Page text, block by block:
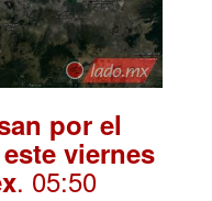
por el
viernes
. 05:50